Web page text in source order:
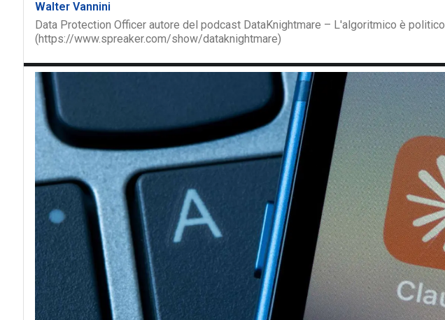
Walter Vannini
Data Protection Officer autore del podcast DataKnightmare – L'algoritmico è politico
(https://www.spreaker.com/show/dataknightmare)